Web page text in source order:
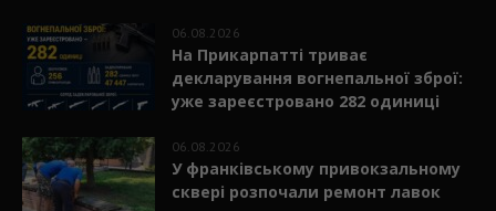
06.08.2026
На Прикарпатті триває
декларування вогнепальної зброї:
уже зареєстровано 282 одиниці
06.08.2026
У франківському привокзальному
сквері розпочали ремонт лавок